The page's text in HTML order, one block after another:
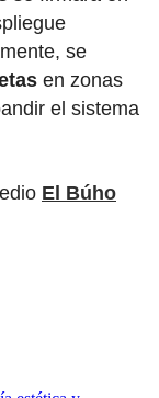
se
en zonas
el sistema
El Búho